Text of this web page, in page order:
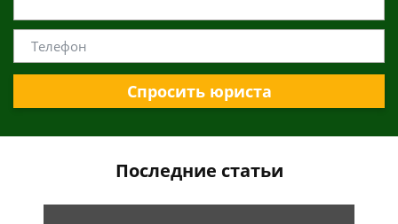
Спросить юриста
Последние статьи